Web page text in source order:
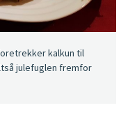
kalkun til
julefuglen fremfor